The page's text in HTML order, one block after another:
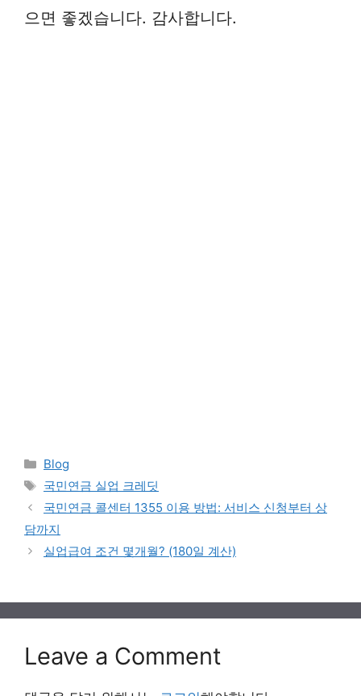
으면 좋겠습니다. 감사합니다.
Categories
Blog
Tags
국민연금 실업 크레딧
국민연금 콜센터 1355 이용 방법: 서비스 신청부터 상
담까지
실업급여 조건 몇개월? (180일 계산)
Leave a Comment